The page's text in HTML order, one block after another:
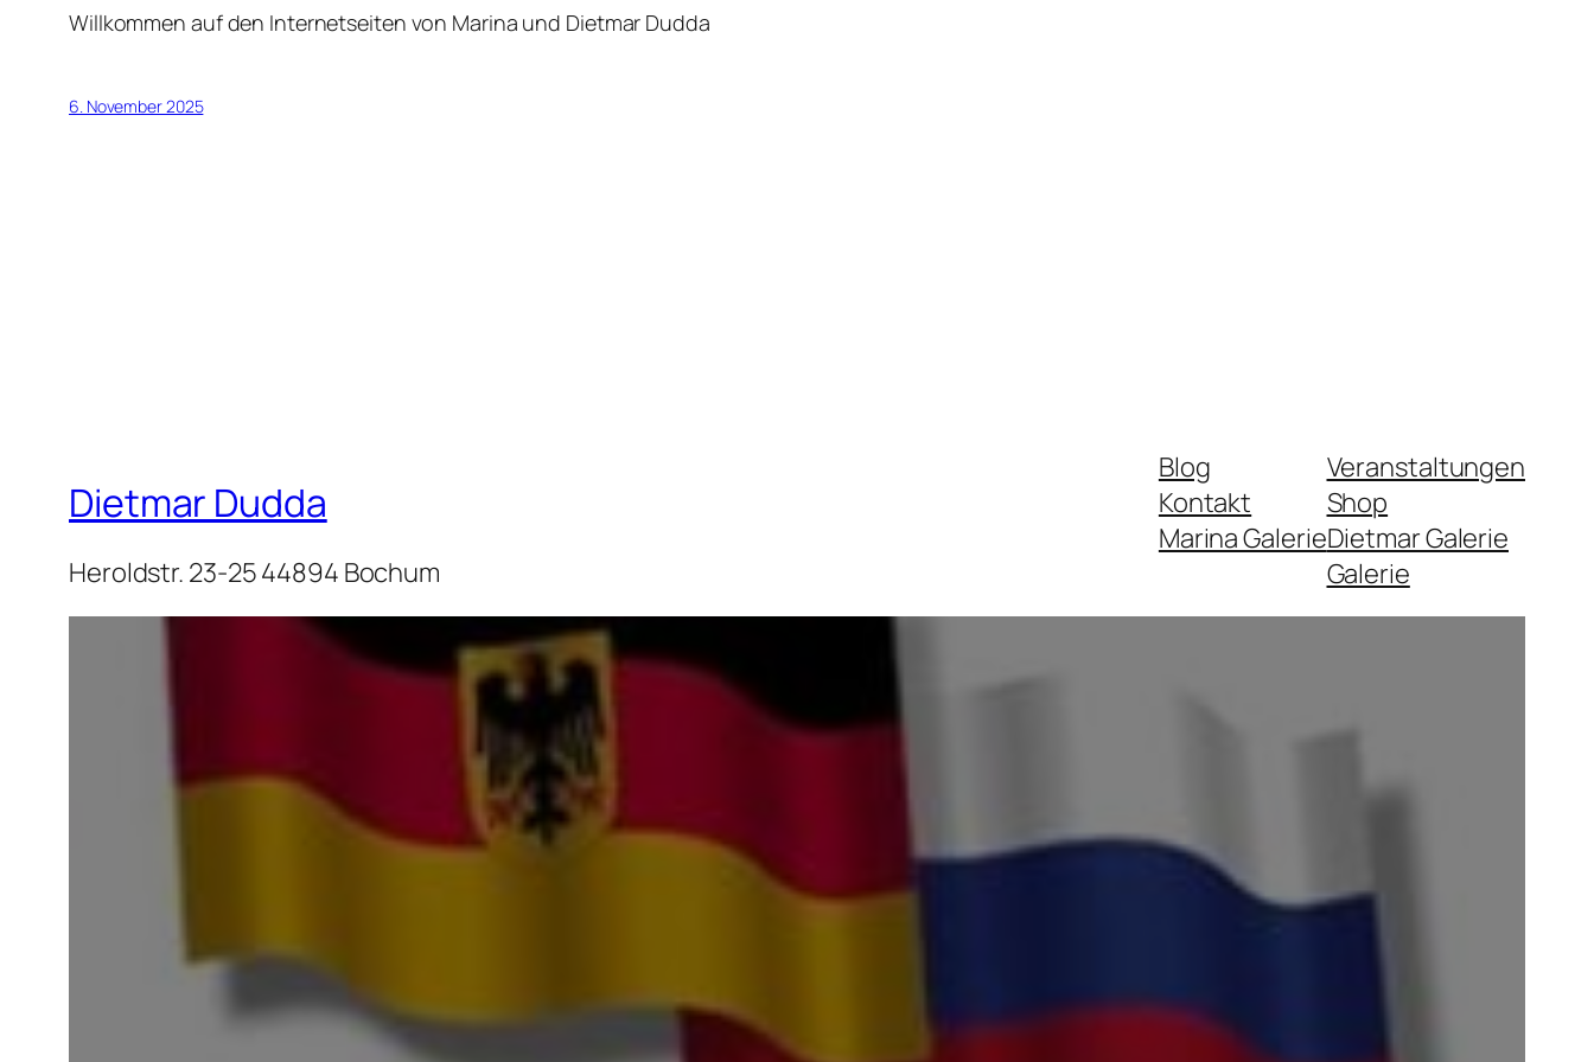
Willkommen auf den Internetseiten von Marina und Dietmar Dudda
6. November 2025
Dietmar Dudda
Heroldstr. 23-25 44894 Bochum
Blog
Kontakt
Marina Galerie
Veranstaltungen
Shop
Dietmar Galerie
Galerie